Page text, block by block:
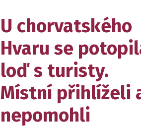
U chorvatského
Hvaru se
loď s turisty.
Místní přihlíželi
nepomohli